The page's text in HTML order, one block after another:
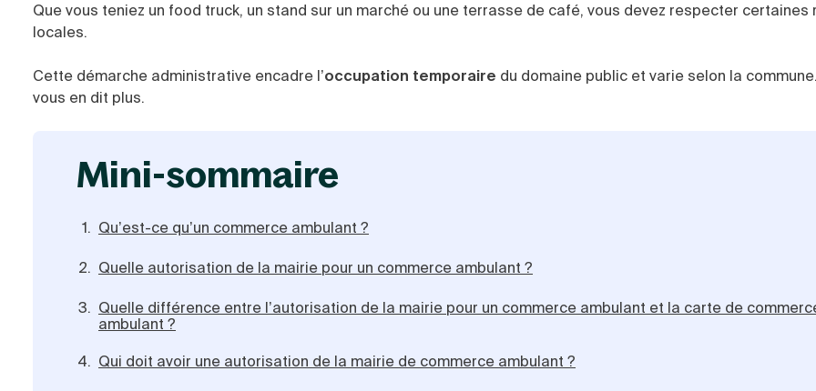
Que vous teniez un food truck, un stand sur un marché ou une terrasse de café, vous devez respecter certaines
locales.
Cette démarche administrative encadre l’occupation temporaire du domaine public et varie selon la
vous en dit plus.
mini-sommaire
Qu’est-ce qu’un commerce ambulant ?
Quelle autorisation de la mairie pour un commerce ambulant ?
Quelle différence entre l’autorisation de la mairie pour un commerce ambulant et la carte de
ambulant ?
Qui doit avoir une autorisation de la mairie de commerce ambulant ?